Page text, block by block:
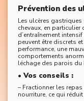
Prévention des
Les ulcères
chevaux, en particulier
d’entraînement
peuvent être discrets
performance, une
comportements
léchage des parois du
• Vos conseils :
– Fractionner les
nourriture, ce qui